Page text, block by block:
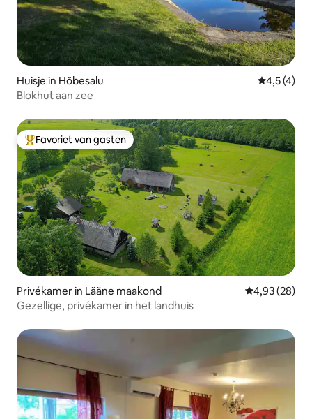
Huisje in Hõbesalu
4,5 (4)
Blokhut aan zee
Topfavoriet van gasten
Favoriet van gasten
Privékamer in Lääne maakond Gemiddelde
4,93 (28)
Gezellige, privékamer in het landhuis